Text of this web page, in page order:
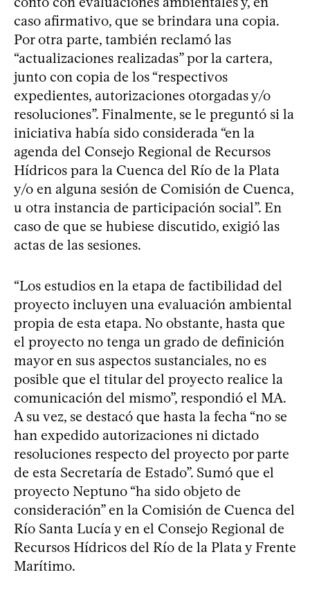
caso afirmativo, que se brindara una copia.
Por otra parte, también reclamó las
“actualizaciones realizadas” por la cartera,
junto con copia de los “respectivos
expedientes, autorizaciones otorgadas y/o
resoluciones”. Finalmente, se le preguntó si la
iniciativa había sido considerada “en la
agenda del Consejo Regional de Recursos
Hídricos para la Cuenca del Río de la Plata
y/o en alguna sesión de Comisión de Cuenca,
u otra instancia de participación social”. En
caso de que se hubiese discutido, exigió las
actas de las sesiones.
“Los estudios en la etapa de factibilidad del
proyecto incluyen una evaluación ambiental
propia de esta etapa. No obstante, hasta que
el proyecto no tenga un grado de definición
mayor en sus aspectos sustanciales, no es
posible que el titular del proyecto realice la
comunicación del mismo”, respondió el MA.
A su vez, se destacó que hasta la fecha “no se
han expedido autorizaciones ni dictado
resoluciones respecto del proyecto por parte
de esta Secretaría de Estado”. Sumó que el
proyecto Neptuno “ha sido objeto de
consideración” en la Comisión de Cuenca del
Río Santa Lucía y en el Consejo Regional de
Recursos Hídricos del Río de la Plata y Frente
Marítimo.